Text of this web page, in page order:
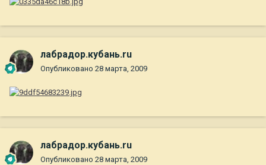
лабрадор.кубань.ru
Опубликовано 28 марта, 2009
лабрадор.кубань.ru
Опубликовано 28 марта, 2009